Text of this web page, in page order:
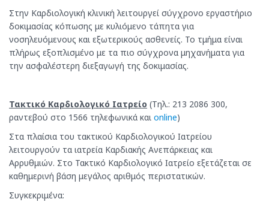
Στην Καρδιολογική κλινική λειτουργεί σύγχρονο εργαστήριο
δοκιμασίας κόπωσης με κυλιόμενο τάπητα για
νοσηλευόμενους και εξωτερικούς ασθενείς. Το τμήμα είναι
πλήρως εξοπλισμένο με τα πιο σύγχρονα μηχανήματα για
την ασφαλέστερη διεξαγωγή της δοκιμασίας.
Τακτικό Καρδιολογικό Ιατρείο (Τηλ.: 213 2086 300,
ραντεβού στο 1566 τηλεφωνικά και online)
Στα πλαίσια του τακτικού Καρδιολογικού Ιατρείου
λειτουργούν τα ιατρεία Καρδιακής Ανεπάρκειας και
Αρρυθμιών. Στο Τακτικό Καρδιολογικό Ιατρείο εξετάζεται σε
καθημερινή βάση μεγάλος αριθμός περιστατικών.
Συγκεκριμένα: